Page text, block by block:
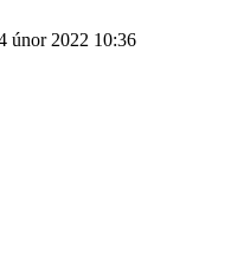
únor 2022 10:36